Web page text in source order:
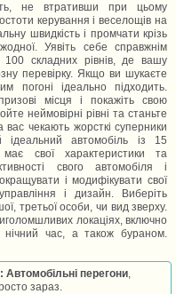
не втративши при цьому
керування і веселощів на
швидкість і промчати крізь
Уявіть себе справжнім
100 складних рівнів, де вашу
перевірку. Якщо ви шукаєте
погоні ідеально підходить.
місця і покажіть свою
неймовірні рівні та станьте
чекають жорсткі суперники
ідеальний автомобіль із 15
свої характеристики та
свого автомобіля і
і модифікувати свої
і дизайн. Виберіть
третьої особи, чи вид зверху.
локаціях, включно
час, а також бураном.
Автомобільні перегони,
зараз.